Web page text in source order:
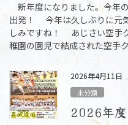
新年度になりました。今年
出発！ 今年は久しぶりに元
しみですね！ あじさい空手
稚園の園児で結成された空手
2026年4月11日
未分類
2026年度